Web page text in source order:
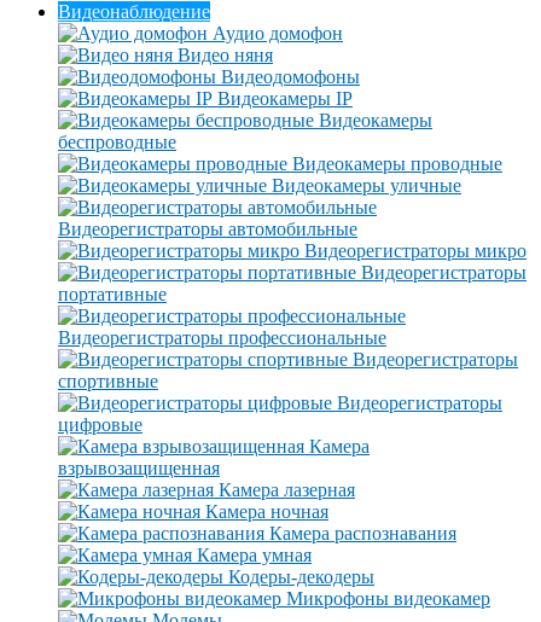
Видеонаблюдение
Аудио домофон
Видео няня
Видеодомофоны
Видеокамеры IP
Видеокамеры
беспроводные
Видеокамеры проводные
Видеокамеры уличные
Видеорегистраторы автомобильные
Видеорегистраторы микро
Видеорегистраторы
портативные
Видеорегистраторы профессиональные
Видеорегистраторы
спортивные
Видеорегистраторы
цифровые
Камера
взрывозащищенная
Камера лазерная
Камера ночная
Камера распознавания
Камера умная
Кодеры-декодеры
Микрофоны видеокамер